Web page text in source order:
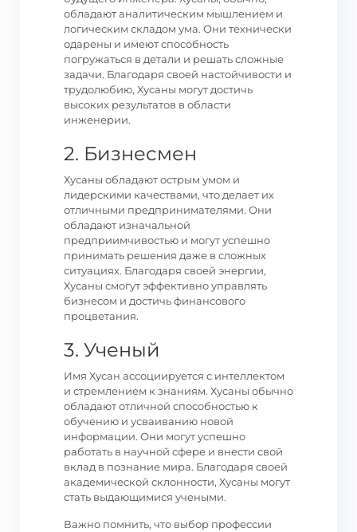
обладают аналитическим мышлением и
логическим складом ума. Они технически
одарены и имеют способность
погружаться в детали и решать сложные
задачи. Благодаря своей настойчивости и
трудолюбию, Хусаны могут достичь
высоких результатов в области
инженерии.
2. Бизнесмен
Хусаны обладают острым умом и
лидерскими качествами, что делает их
отличными предпринимателями. Они
обладают изначальной
предприимчивостью и могут успешно
принимать решения даже в сложных
ситуациях. Благодаря своей энергии,
Хусаны смогут эффективно управлять
бизнесом и достичь финансового
процветания.
3. Ученый
Имя Хусан ассоциируется с интеллектом
и стремлением к знаниям. Хусаны обычно
обладают отличной способностью к
обучению и усваиванию новой
информации. Они могут успешно
работать в научной сфере и внести свой
вклад в познание мира. Благодаря своей
академической склонности, Хусаны могут
стать выдающимися учеными.
Важно помнить, что выбор профессии